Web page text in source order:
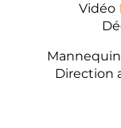
Vidéo
Direction